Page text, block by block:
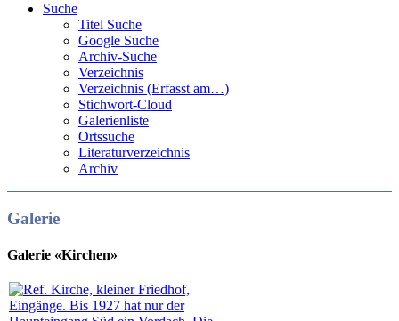
Suche
Titel Suche
Google Suche
Archiv-Suche
Verzeichnis
Verzeichnis (Erfasst am…)
Stichwort-Cloud
Galerienliste
Ortssuche
Literaturverzeichnis
Archiv
Galerie
Galerie «Kirchen»